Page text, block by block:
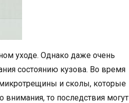
уходе. Однако даже очень
состоянию кузова. Во время
микротрещины и сколы, которые
внимания, то последствия могут